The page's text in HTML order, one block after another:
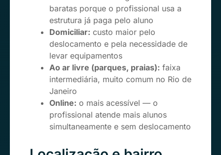
baratas porque o profissional usa a
estrutura já paga pelo aluno
Domiciliar: custo maior pelo
deslocamento e pela necessidade de
levar equipamentos
Ao ar livre (parques, praias): faixa
intermediária, muito comum no Rio de
Janeiro
Online: o mais acessível — o
profissional atende mais alunos
simultaneamente e sem deslocamento